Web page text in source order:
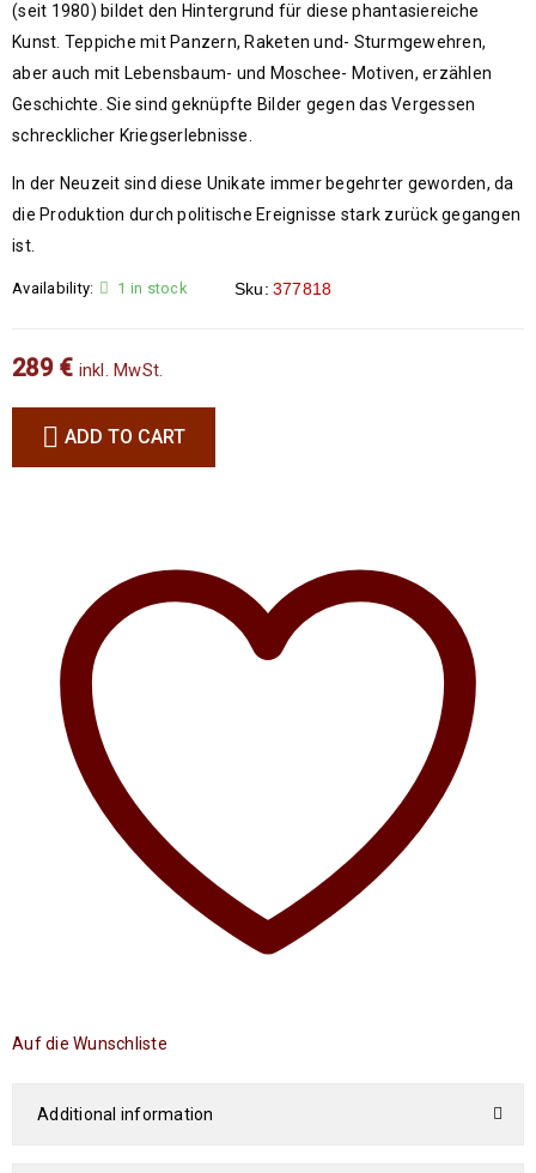
(seit 1980) bildet den Hintergrund für diese phantasiereiche
Kunst. Teppiche mit Panzern, Raketen und- Sturmgewehren,
aber auch mit Lebensbaum- und Moschee- Motiven, erzählen
Geschichte. Sie sind geknüpfte Bilder gegen das Vergessen
schrecklicher Kriegserlebnisse.
In der Neuzeit sind diese Unikate immer begehrter geworden, da
die Produktion durch politische Ereignisse stark zurück gegangen
ist.
Availability: 1 in stock Sku: 377818
289 € inkl. MwSt.
ADD TO CART
Auf die Wunschliste
Additional information